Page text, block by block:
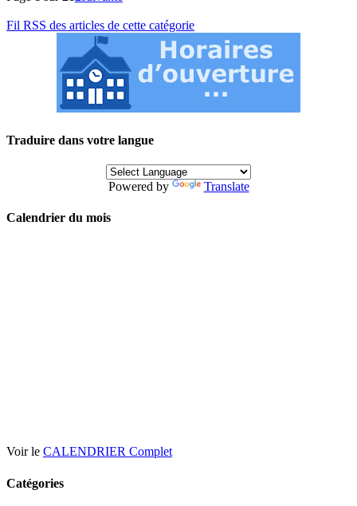
Fil RSS des articles de cette catégorie
Traduire dans votre langue
Powered by Translate
Calendrier du mois
Voir le CALENDRIER Complet
Catégories